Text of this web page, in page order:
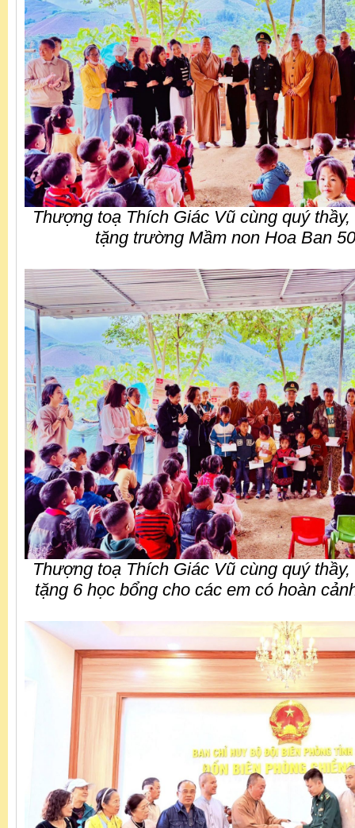
Thượng toạ Thích Giác Vũ cùng quý
tặng trường Mầm non Hoa Ban
Thượng toạ Thích Giác Vũ cùng quý
tặng 6 học bổng cho các em có hoàn